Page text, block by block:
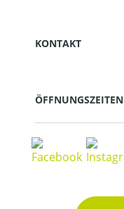
KONTAKT
ÖFFNUNGSZEITEN